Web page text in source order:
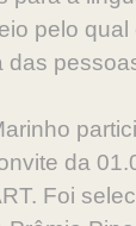
pelo
das
da
Foi